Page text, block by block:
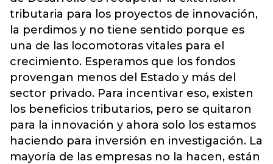
tributaria para los proyectos de innovación,
la perdimos y no tiene sentido porque es
una de las locomotoras vitales para el
crecimiento. Esperamos que los fondos
provengan menos del Estado y más del
sector privado. Para incentivar eso, existen
los beneficios tributarios, pero se quitaron
para la innovación y ahora solo los estamos
haciendo para inversión en investigación. La
mayoría de las empresas no la hacen, están